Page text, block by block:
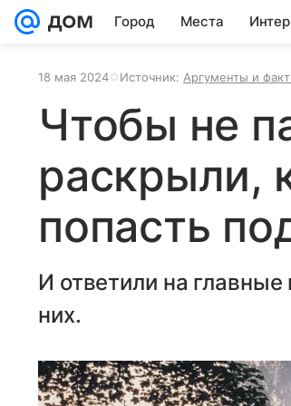
Город Места
18 мая 2024 Источник: Аргументы и
Чтобы не
раскрыли,
попасть
И ответили на
них.